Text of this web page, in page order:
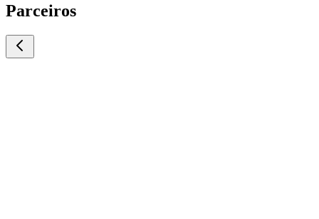
Parceiros